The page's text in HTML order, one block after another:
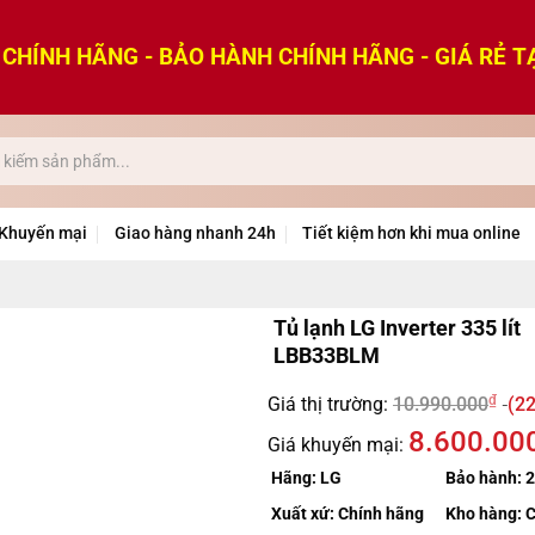
HÃNG - BẢO HÀNH CHÍNH HÃNG - GIÁ RẺ
Khuyến mại Giao hàng nhanh 24h Tiết kiệm hơn khi mua online
Tủ lạnh LG Inverter 335 lít
LBB33BLM
Giá thị trường: 10.990.000₫
Giá khuyến mại:
Hãng: LG
Xuất xứ: Chính hãng
Bảo hành:
Kho hàng: